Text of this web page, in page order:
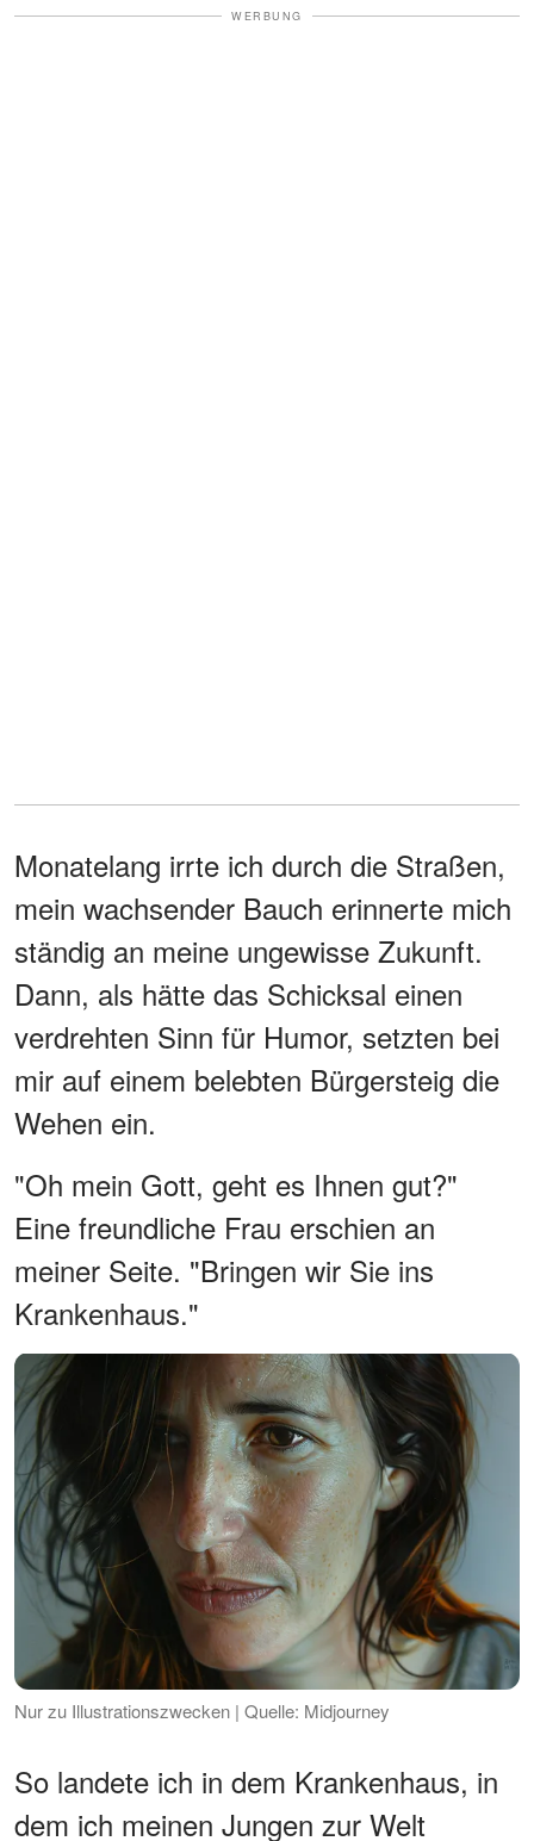
WERBUNG
Monatelang irrte ich durch die Straßen,
mein wachsender Bauch erinnerte mich
ständig an meine ungewisse Zukunft.
Dann, als hätte das Schicksal einen
verdrehten Sinn für Humor, setzten bei
mir auf einem belebten Bürgersteig die
Wehen ein.
"Oh mein Gott, geht es Ihnen gut?"
Eine freundliche Frau erschien an
meiner Seite. "Bringen wir Sie ins
Krankenhaus."
Nur zu Illustrationszwecken | Quelle: Midjourney
So landete ich in dem Krankenhaus, in
dem ich meinen Jungen zur Welt